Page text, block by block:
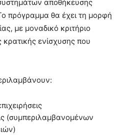
αποθήκευσης
πρόγραμμα θα έχει τη μορφή
με μοναδικό κριτήριο
ενίσχυσης που
(συμπεριλαμβανομένων